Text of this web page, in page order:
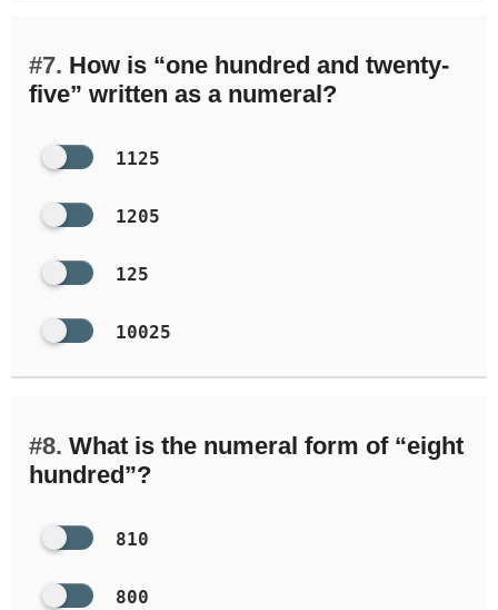
#7. How is “one hundred and twenty-
five” written as a numeral?
1125
1205
125
10025
#8. What is the numeral form of “eight
hundred”?
810
800